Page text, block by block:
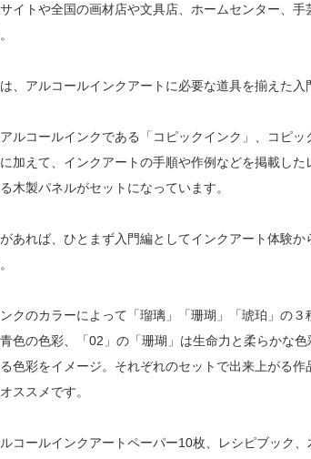
イトや全国の画材店や文具店、ホームセンター、
、アルコールインクアートに必要な道具を揃えた入
ルコールインクである「コピックインク」、コピ
加えて、インクアートの手順や作例などを掲載し
木製パネルがセットになっています。
あれば、ひとまず入門編としてインクアート体験
クのカラーによって「瑠璃」「珊瑚」「琥珀」の
色の色彩、「02」の「珊瑚」は生命力と柔らかな
色彩をイメージ。それぞれのセットで出来上がる
ススメです。
コールインクアートペーパー10枚、レシピブック